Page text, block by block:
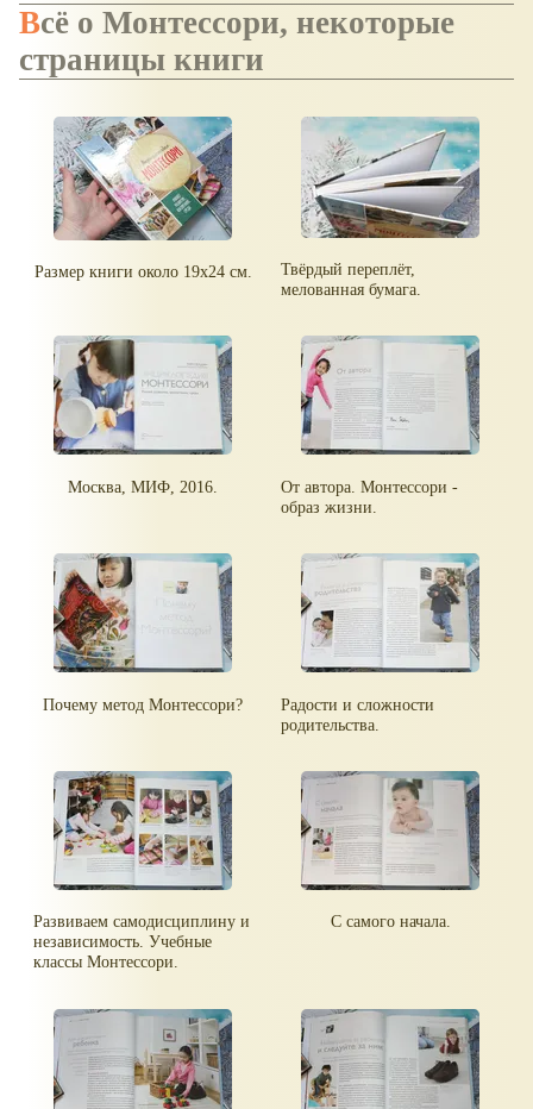
Всё о Монтессори, некоторые
страницы книги
Размер книги около 19х24 см.
Твёрдый переплёт,
мелованная бумага.
Москва, МИФ, 2016.
От автора. Монтессори -
образ жизни.
Почему метод Монтессори?
Радости и сложности
родительства.
Развиваем самодисциплину и
независимость. Учебные
классы Монтессори.
С самого начала.